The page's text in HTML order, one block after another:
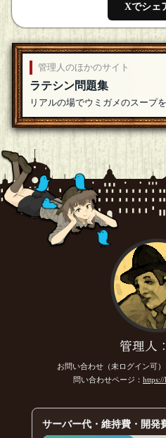
Xでシェ
管理人のほかのサイト
ラテシン問題集
リアルの場でウミガメのスープ
管理人
お問い合わせ（未ログイン可）
問い合わせページ：
サーバー代・維持費・開発